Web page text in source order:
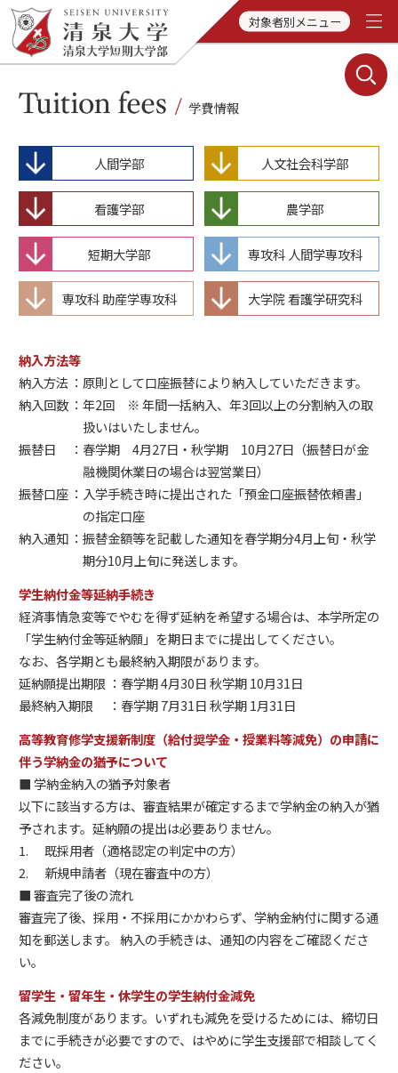
対象者別メニュー
人間学部 人文社会科学部
看護学部 農学部
短期大学部 専攻科 人間学専攻科
専攻科 助産学専攻科 大学院 看護学研究科
納入方法等
納入方法
原則として口座振替により納入していただきます。
納入回数
年2回 ※ 年間一括納入、年3回以上の分割納入の取
扱いはいたしません。
振替日
春学期 4月27日・秋学期 10月27日（振替日が金
融機関休業日の場合は翌営業日）
振替口座
入学手続き時に提出された「預金口座振替依頼書」
の指定口座
納入通知
振替金額等を記載した通知を春学期分4月上旬・秋学
期分10月上旬に発送します。
学生納付金等延納手続き
経済事情急変等でやむを得ず延納を希望する場合は、本学所定の
「学生納付金等延納願」を期日までに提出してください。
なお、各学期とも最終納入期限があります。
延納願提出期限
春学期 4月30日 秋学期 10月31日
最終納入期限
春学期 7月31日 秋学期 1月31日
高等教育修学支援新制度（給付奨学金・授業料等減免）の申請に
伴う学納金の猶予について
■ 学納金納入の猶予対象者
以下に該当する方は、審査結果が確定するまで学納金の納入が猶
予されます。延納願の提出は必要ありません。
1.
既採用者（適格認定の判定中の方）
2.
新規申請者（現在審査中の方）
■ 審査完了後の流れ
審査完了後、採用・不採用にかかわらず、学納金納付に関する通
知を郵送します。 納入の手続きは、通知の内容をご確認くださ
い。
留学生・留年生・休学生の学生納付金減免
各減免制度があります。いずれも減免を受けるためには、締切日
までに手続きが必要ですので、はやめに学生支援部で相談してく
ださい。